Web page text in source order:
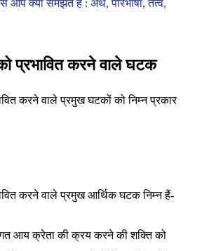
आप क्या समझते हैं : अर्थ, परिभाषा, तत्व,
प्रभावित करने वाले घटक
करने वाले प्रमुख घटकों को निम्न प्रकार
करने वाले प्रमुख आर्थिक घटक निम्न हैं-
आय क्रेता की क्रय करने की शक्ति को